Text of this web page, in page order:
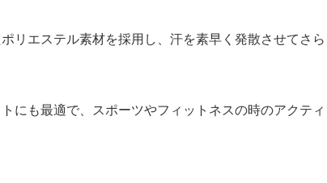
リエステル素材を採用し、汗を素早く発散させてさら
にも最適で、スポーツやフィットネスの時のアクティ